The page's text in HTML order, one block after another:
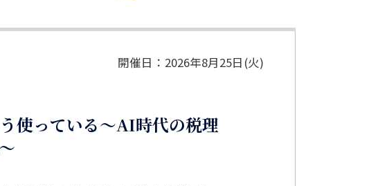
開催日：2026年8月25日(火)
使っている～AI時代の税理